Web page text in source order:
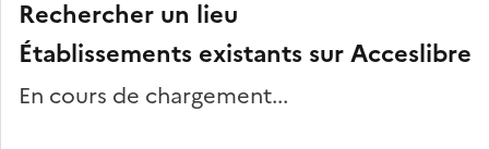
Rechercher un lieu
Établissements existants sur Acceslibre
En cours de chargement...